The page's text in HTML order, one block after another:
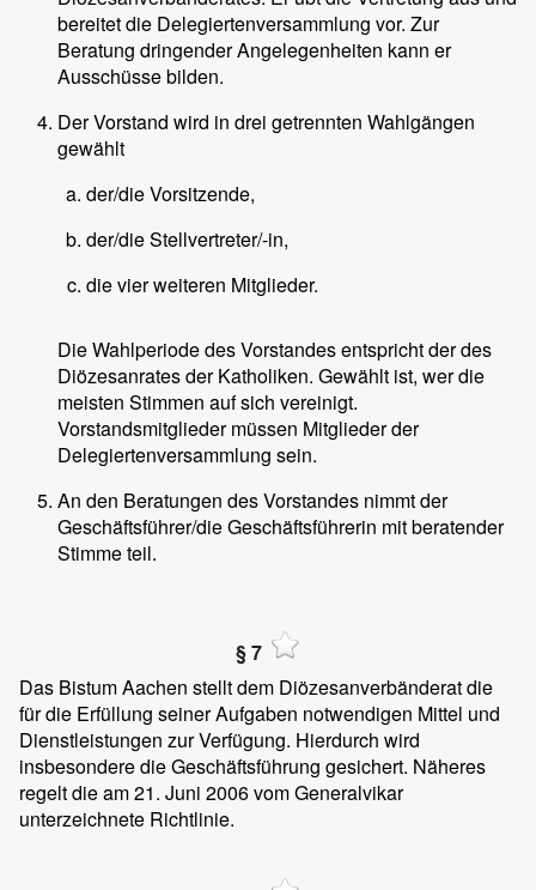
bereitet die Delegiertenversammlung vor. Zur
Beratung dringender Angelegenheiten kann er
Ausschüsse bilden.
Der Vorstand wird in drei getrennten Wahlgängen
gewählt
der/die Vorsitzende,
der/die Stellvertreter/-in,
die vier weiteren Mitglieder.
Die Wahlperiode des Vorstandes entspricht der des
Diözesanrates der Katholiken. Gewählt ist, wer die
meisten Stimmen auf sich vereinigt.
Vorstandsmitglieder müssen Mitglieder der
Delegiertenversammlung sein.
An den Beratungen des Vorstandes nimmt der
Geschäftsführer/die Geschäftsführerin mit beratender
Stimme teil.
§ 7
Das Bistum Aachen stellt dem Diözesanverbänderat die
für die Erfüllung seiner Aufgaben notwendigen Mittel und
Dienstleistungen zur Verfügung. Hierdurch wird
insbesondere die Geschäftsführung gesichert. Näheres
regelt die am 21. Juni 2006 vom Generalvikar
unterzeichnete Richtlinie.